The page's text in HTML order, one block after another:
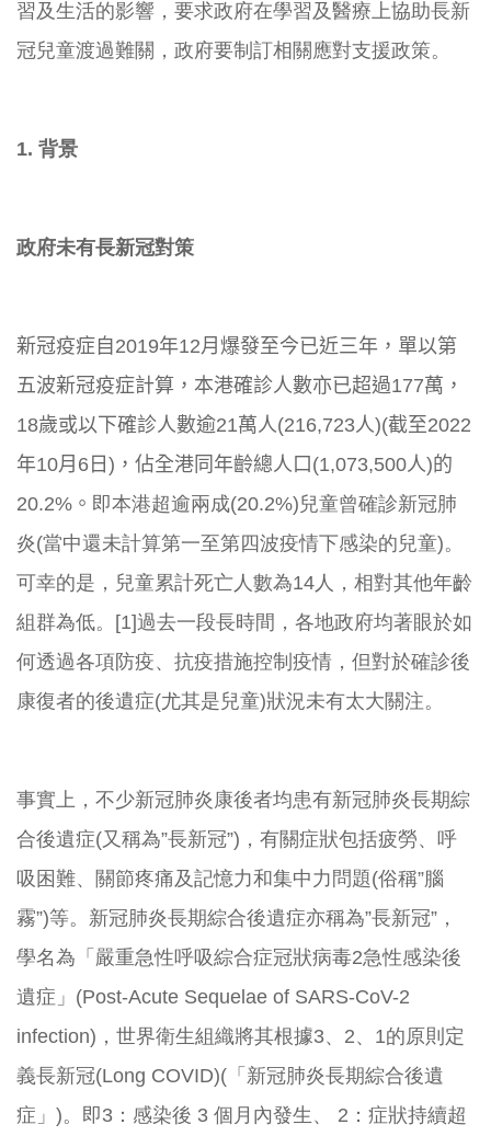
習及生活的影響， 要求政府在學習及醫療上協助長新
冠兒童渡過難關， 政府要制訂相關應對支援政策。
1. 背景
政府未有長新冠對策
新冠疫症自2019年12月爆發至今已近三年， 單以第
五波新冠疫症計算，本港確診人數亦已超過177萬，
18歲或以下確診人數逾21萬人(216,723人)(截至2022
年10月6日)，佔全港同年齡總人口(1,073,500人)的
20.2%。 即本港超逾兩成(20.2%)兒童曾確診新冠肺
炎(當中還未計算第一至第四波疫情下感染的兒童)。
可幸的是， 兒童累計死亡人數為14人，相對其他年齡
組群為低。[1]過去一段長時間，各地政府均著眼於如
何透過各項防疫、 抗疫措施控制疫情，但對於確診後
康復者的後遺症(尤其是兒童)狀況未有太大關注。
事實上，不少新冠肺炎康後者均患有新冠肺炎長期綜
合後遺症(又稱為”長新冠”)，有關症狀包括疲勞、呼
吸困難、 關節疼痛及記憶力和集中力問題(俗稱”腦
霧”)等。新冠肺炎長期綜合後遺症亦稱為”長新冠”，
學名為「 嚴重急性呼吸綜合症冠狀病毒2急性感染後
遺症」(Post-Acute Sequelae of SARS-CoV-2
infection)，世界衛生組織將其根據3、2、 1的原則定
義長新冠(Long COVID)(「新冠肺炎長期綜合後遺
症」)。即3：感染後 3 個月內發生、 2：症狀持續超